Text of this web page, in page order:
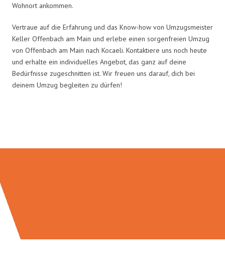
Wohnort ankommen.
Vertraue auf die Erfahrung und das Know-how von Umzugsmeister
Keller Offenbach am Main und erlebe einen sorgenfreien Umzug
von Offenbach am Main nach Kocaeli. Kontaktiere uns noch heute
und erhalte ein individuelles Angebot, das ganz auf deine
Bedürfnisse zugeschnitten ist. Wir freuen uns darauf, dich bei
deinem Umzug begleiten zu dürfen!